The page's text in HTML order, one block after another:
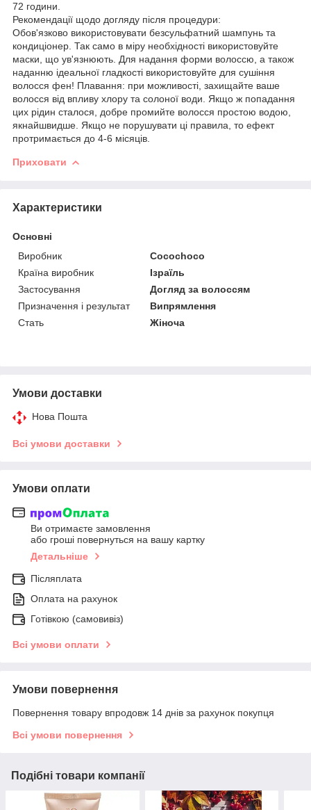
72 години.
Рекомендації щодо догляду після процедури:
Обов'язково використовувати безсульфатний шампунь та
кондиціонер. Так само в міру необхідності використовуйте
маски, що ув'язнюють. Для надання форми волоссю, а також
наданню ідеальної гладкості використовуйте для сушіння
волосся фен! Плавання: при можливості, захищайте ваше
волосся від впливу хлору та солоної води. Якщо ж попадання
цих рідин сталося, добре промийте волосся простою водою,
якнайшвидше. Якщо не порушувати ці правила, то ефект
протримається до 4-6 місяців.
Приховати
Характеристики
Основні
Виробник
Cocochoco
Країна виробник
Ізраїль
Застосування
Догляд за волоссям
Призначення і результат
Випрямлення
Стать
Жіноча
Умови доставки
Нова Пошта
Всі умови доставки
Умови оплати
Ви отримаєте замовлення
або гроші повернуться на вашу картку
Детальніше
Післяплата
Оплата на рахунок
Готівкою (самовивіз)
Всі умови оплати
Умови повернення
Повернення товару впродовж 14 днів за рахунок покупця
Всі умови повернення
Подібні товари компанії